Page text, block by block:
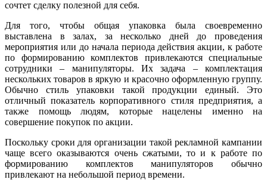
сочтет сделку полезной для себя.
Для того, чтобы общая упаковка была своевременно
выставлена в залах, за несколько дней до проведения
мероприятия или до начала периода действия акции, к работе
по формированию комплектов привлекаются специальные
сотрудники – манипуляторы. Их задача – комплектация
нескольких товаров в яркую и красочно оформленную группу.
Обычно стиль упаковки такой продукции единый. Это
отличный показатель корпоративного стиля предприятия, а
также помощь людям, которые нацелены именно на
совершение покупок по акции.
Поскольку сроки для организации такой рекламной кампании
чаще всего оказываются очень сжатыми, то и к работе по
формированию комплектов манипуляторов обычно
привлекают на небольшой период времени.